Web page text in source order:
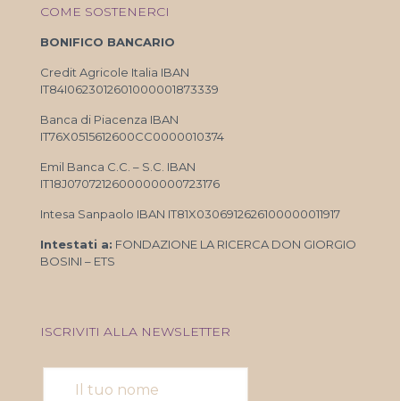
COME SOSTENERCI
BONIFICO BANCARIO
Credit Agricole Italia IBAN
IT84I0623012601000001873339
Banca di Piacenza IBAN
IT76X0515612600CC0000010374
Emil Banca C.C. – S.C. IBAN
IT18J0707212600000000723176
Intesa Sanpaolo IBAN IT81X0306912626100000011917
Intestati a: FONDAZIONE LA RICERCA DON GIORGIO
BOSINI – ETS
ISCRIVITI ALLA NEWSLETTER